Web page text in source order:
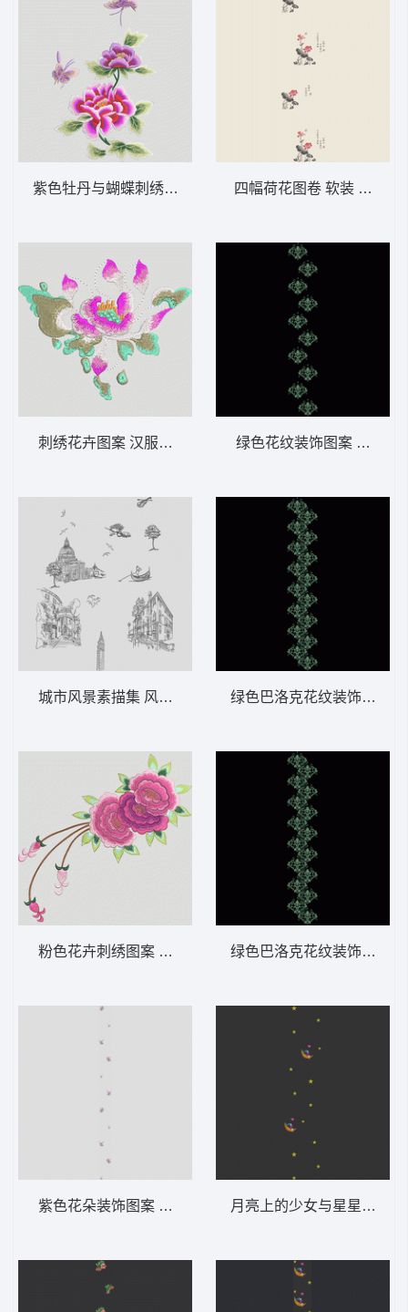
紫色牡丹与蝴蝶刺绣图案 靓花 旗袍
刺绣花卉图案 汉服荷花
城市风景素描集 风景 建筑
粉色花卉刺绣图案 靓花 旗袍
紫色花朵装饰图案 软装 装饰 窗帘
四幅荷花图卷 软装 装饰 窗
绿色花纹装饰图案 软装 装
绿色巴洛克花纹装饰图案
绿色巴洛克花纹装饰图案
月亮上的少女与星星 软装